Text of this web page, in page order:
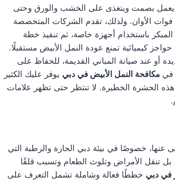
يعمل بصمت ويتغذى على الخشب والورق وحتى
فوات الأوان. ولذلك، تقدم الشركات المتخصصة
باستخدام أجهزة خاصة، ثم تنفيذ خطة
كيميائية تمنع عودة النمل الأبيض مستقبلًا.
أو عند صيانة المباني القديمة، للحفاظ على
فيمكافحة النمل الأبيض في دبي يوفر عليك الكثير
الحشرة الخطيرة. لا تنتظر حتى تظهر علامات
عنها، خصوصًا في بيئة دبي الحارة والرطبة التي
تنقل الأمراض وتلوث الطعام وتسبب قلقًا
في دبي خططًا فعالة وشاملة تشمل التعرف على